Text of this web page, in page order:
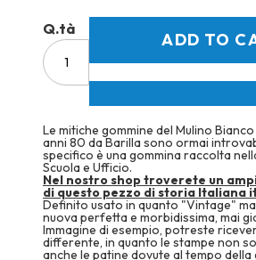
Q.tà
ADD TO
Le mitiche gommine del Mulino
anni 80 da Barilla sono ormai
specifico è una gommina raccolta
Scuola e Ufficio.
Nel nostro shop troverete un
di questo pezzo di storia Italiana
Definito usato in quanto "Vintage"
nuova perfetta e morbidissima, mai
Immagine di esempio, potreste
differente, in quanto le stampe non
anche le patine dovute al tempo della